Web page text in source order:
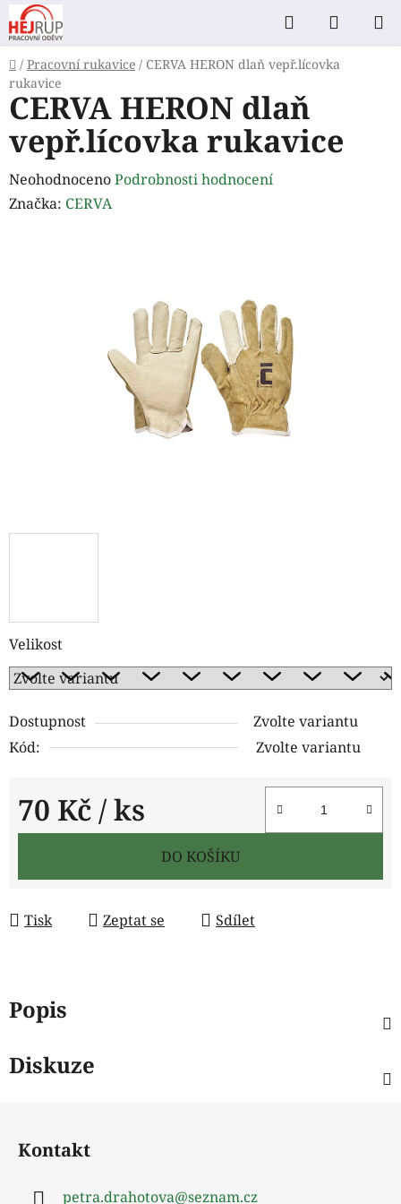
Přejít
na
obsah
Hledat
KOŠÍK
Domů
/ Pracovní rukavice / CERVA HERON dlaň vepř.lícovka
rukavice
Velikost
Dostupnost
Zvolte variantu
Kód:
Zvolte variantu
70 Kč / ks
Měrná cena:
DO KOŠÍKU
Tisk Zeptat se Sdílet
CERVA HERON dlaň
vepř.lícovka rukavice
Průměrné
hodnocení
NeohodnocenoPodrobnosti hodnocení
Značka: CERVA
Popis
Diskuze
Kontakt
petra.drahotova@seznam.cz